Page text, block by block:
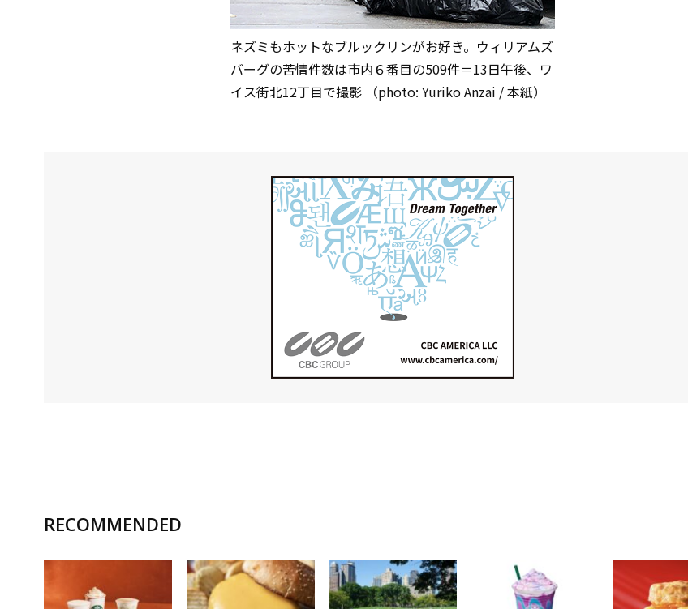
ネズミもホットなブルックリンがお好き。ウィリアムズ
バーグの苦情件数は市内６番目の509件＝13日午後、ワ
イス街北12丁目で撮影 （photo: Yuriko Anzai / 本紙）
RECOMMENDED